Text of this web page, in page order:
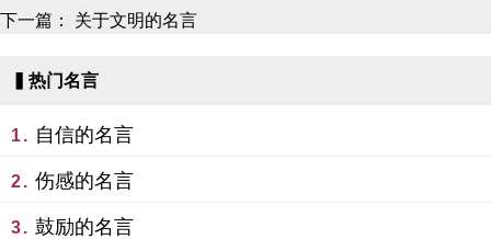
下一篇： 关于文明的名言
▍热门名言
1. 自信的名言
2. 伤感的名言
3. 鼓励的名言